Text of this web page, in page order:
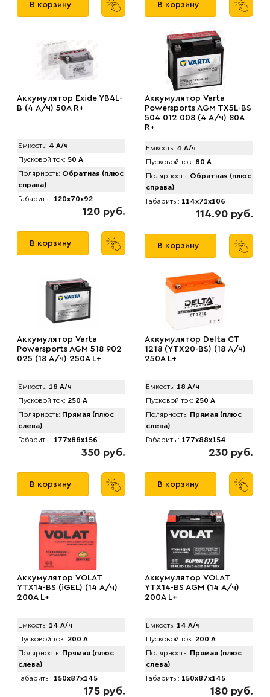
В корзину В корзину
Аккумулятор Exide YB4L-
B (4 А/ч) 50А R+
Емкость: 4 А/ч
Пусковой ток: 50 А
Полярность: Обратная (плюс
справа)
Габариты: 120x70x92
120 руб.
В корзину
Аккумулятор Varta
Powersports AGM TX5L-BS
504 012 008 (4 А/ч) 80A
R+
Емкость: 4 А/ч
Пусковой ток: 80 А
Полярность: Обратная (плюс
справа)
Габариты: 114x71x106
114.90 руб.
В корзину
Аккумулятор Varta
Powersports AGM 518 902
025 (18 А/ч) 250A L+
Емкость: 18 А/ч
Пусковой ток: 250 А
Полярность: Прямая (плюс
слева)
Габариты: 177x88x156
350 руб.
В корзину
Аккумулятор Delta CT
1218 (YTX20-BS) (18 А/ч)
250A L+
Емкость: 18 А/ч
Пусковой ток: 250 А
Полярность: Прямая (плюс
слева)
Габариты: 177x88x154
230 руб.
В корзину
Аккумулятор VOLAT
YTX14-BS (iGEL) (14 А/ч)
200A L+
Емкость: 14 А/ч
Пусковой ток: 200 А
Полярность: Прямая (плюс
слева)
Габариты: 150x87x145
175 руб.
Аккумулятор VOLAT
YTX14-BS AGM (14 А/ч)
200A L+
Емкость: 14 А/ч
Пусковой ток: 200 А
Полярность: Прямая (плюс
слева)
Габариты: 150x87x145
180 руб.